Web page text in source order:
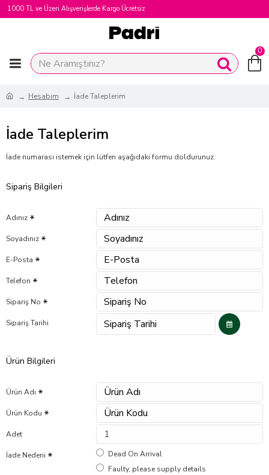
1000 TL ve Üzeri Alışverişlerde Kargo Ücretsiz
0
Hesabım İade Taleplerim
İade Taleplerim
İade numarası istemek için lütfen aşağıdaki formu doldurunuz.
Sipariş Bilgileri
Adınız
Soyadınız
E-Posta
Telefon
Sipariş No
Sipariş Tarihi
Ürün Bilgileri
Ürün Adı
Ürün Kodu
Adet
İade Nedeni
Dead On Arrival
Faulty, please supply details